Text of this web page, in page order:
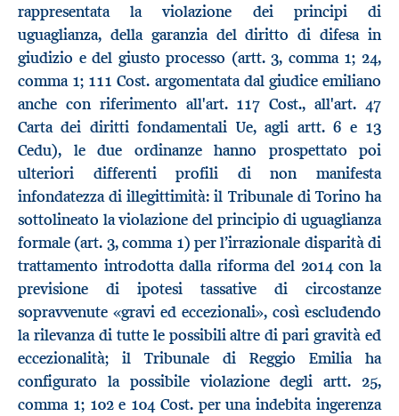
rappresentata la violazione dei principi di
uguaglianza, della garanzia del diritto di difesa in
giudizio e del giusto processo (artt. 3, comma 1; 24,
comma 1; 111 Cost. argomentata dal giudice emiliano
anche con riferimento all'art. 117 Cost., all'art. 47
Carta dei diritti fondamentali Ue, agli artt. 6 e 13
Cedu), le due ordinanze hanno prospettato poi
ulteriori differenti profili di non manifesta
infondatezza di illegittimità: il Tribunale di Torino ha
sottolineato la violazione del principio di uguaglianza
formale (art. 3, comma 1) per l’irrazionale disparità di
trattamento introdotta dalla riforma del 2014 con la
previsione di ipotesi tassative di circostanze
sopravvenute «gravi ed eccezionali», così escludendo
la rilevanza di tutte le possibili altre di pari gravità ed
eccezionalità; il Tribunale di Reggio Emilia ha
configurato la possibile violazione degli artt. 25,
comma 1; 102 e 104 Cost. per una indebita ingerenza